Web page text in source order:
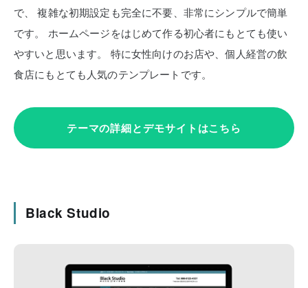
で、
複雑な初期設定も完全に不要、非常にシンプルで簡単
です。
ホームページをはじめて作る初心者にもとても使い
やすいと思います。
特に女性向けのお店や、個人経営の飲
食店にもとても人気のテンプレートです。
テーマの詳細とデモサイトはこちら
Black Studio